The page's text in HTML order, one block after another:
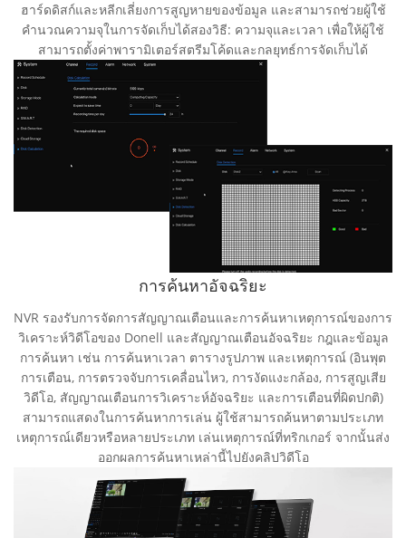
ฮาร์ดดิสก์และหลีกเลี่ยงการสูญหายของข้อมูล และสามารถช่วยผู้ใช้
คํานวณความจุในการจัดเก็บได้สองวิธี: ความจุและเวลา เพื่อให้ผู้ใช้
สามารถตั้งค่าพารามิเตอร์สตรีมโค้ดและกลยุทธ์การจัดเก็บได้
การค้นหาอัจฉริยะ
NVR รองรับการจัดการสัญญาณเตือนและการค้นหาเหตุการณ์ของการ
วิเคราะห์วิดีโอของ Donell และสัญญาณเตือนอัจฉริยะ กฎและข้อมูล
การค้นหา เช่น การค้นหาเวลา ตารางรูปภาพ และเหตุการณ์ (อินพุต
การเตือน, การตรวจจับการเคลื่อนไหว, การงัดแงะกล้อง, การสูญเสีย
วิดีโอ, สัญญาณเตือนการวิเคราะห์อัจฉริยะ และการเตือนที่ผิดปกติ)
สามารถแสดงในการค้นหาการเล่น ผู้ใช้สามารถค้นหาตามประเภท
เหตุการณ์เดียวหรือหลายประเภท เล่นเหตุการณ์ที่ทริกเกอร์ จากนั้นส่ง
ออกผลการค้นหาเหล่านี้ไปยังคลิปวิดีโอ